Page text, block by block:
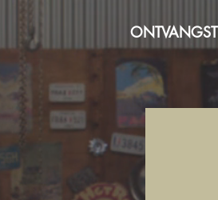
ONTVANGST